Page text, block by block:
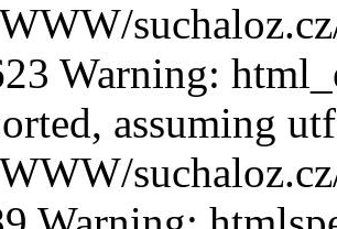
Warning:
assuming